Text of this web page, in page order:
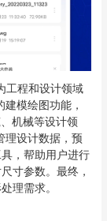
程和设计领域
模绘图功能，
机械等设计领
理设计数据，预
，帮助用户进行
寸参数。最终，
理需求。